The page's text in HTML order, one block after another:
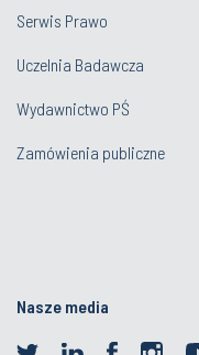
Serwis Prawo
Uczelnia Badawcza
Wydawnictwo PŚ
Zamówienia publiczne
Nasze media